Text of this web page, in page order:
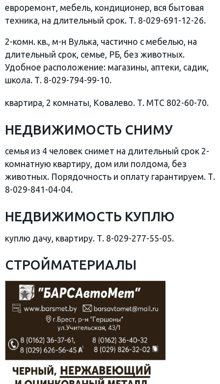
евроремонт, мебель, кондиционер, вся бытовая
техника, на длительный срок. Т. 8-029-691-12-26.
2-комн. кв., м-н Вулька, частично с мебелью, на
длительный срок, семье, РБ, без животных.
Удобное расположение: магазины, аптеки, садик,
школа. Т. 8-029-794-99-10.
квартира, 2 комнаты, Ковалево. Т. МТС 802-60-70.
НЕДВИЖИМОСТЬ СНИМУ
семья из 4 человек снимет на длительный срок 2-
комнатную квартиру, дом или полдома, без
животных. Порядочность и оплату гарантируем. Т.
8-029-841-04-04.
НЕДВИЖИМОСТЬ КУПЛЮ
куплю дачу, квартиру. Т. 8-029-277-55-05.
СТРОЙМАТЕРИАЛЫ